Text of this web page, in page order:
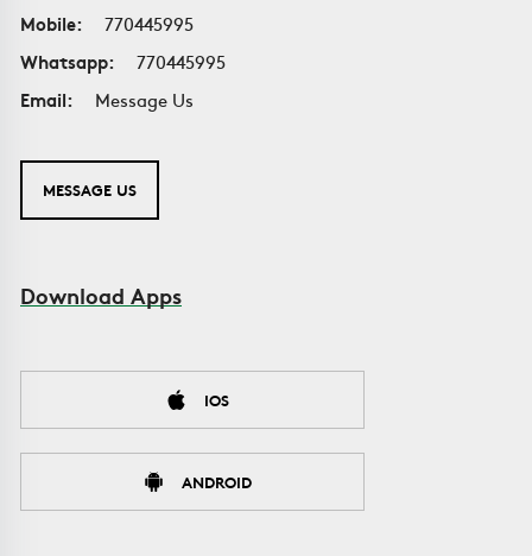
Mobile:
770445995
Whatsapp:
770445995
Email:
Message Us
MESSAGE US
Download Apps
IOS
ANDROID